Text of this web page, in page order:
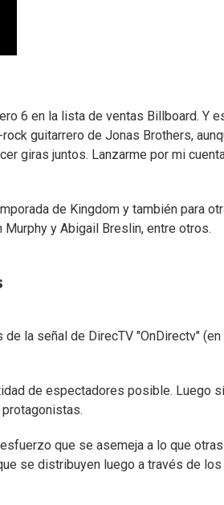
6 en la lista de ventas Billboard. Y
guitarrero de Jonas Brothers,
giras juntos. Lanzarme por mi
de Kingdom y también para
y Abigail Breslin, entre otros.
la señal de DirecTV "OnDirectv"
de espectadores posible. Luego
que se asemeja a lo que
se distribuyen luego a través de